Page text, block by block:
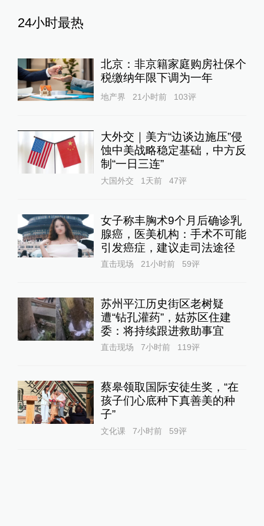
24小时最热
北京：非京籍家庭购房社保个
税缴纳年限下调为一年
地产界 21小时前 103评
大外交｜美方“边谈边施压”侵
蚀中美战略稳定基础，中方反
制“一日三连”
大国外交 1天前 47评
女子称丰胸术9个月后确诊乳
腺癌，医美机构：手术不可能
引发癌症，建议走司法途径
直击现场 21小时前 59评
苏州平江历史街区老树疑
遭“钻孔灌药”，姑苏区住建
委：将持续跟进救助事宜
直击现场 7小时前 119评
蔡皋领取国际安徒生奖，“在
孩子们心底种下真善美的种
子”
文化课 7小时前 59评